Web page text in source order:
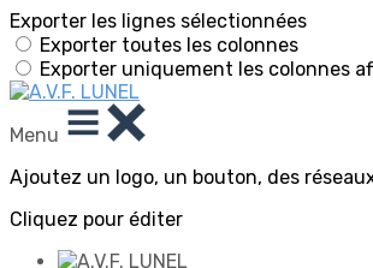
Exporter les lignes sélectionnées
Exporter toutes les colonnes
Exporter uniquement les colonnes
Menu
Ajoutez un logo, un bouton, des
Cliquez pour éditer